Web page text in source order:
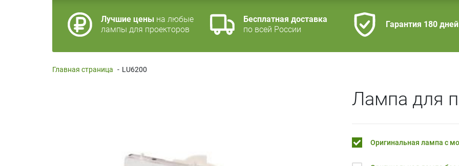
Лучшие цены на любые
лампы для проекторов
Бесплатная доставка
по всей России
Гарантия 180 дней
Главная страница - LU6200
Лампа для
Оригинальная лампа с